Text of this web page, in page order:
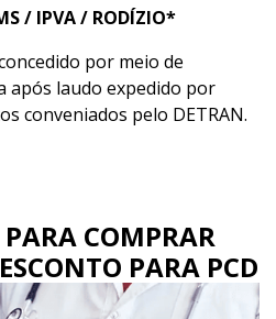
/ IPVA / RODÍZIO*
por meio de
após laudo expedido por
conveniados pelo DETRAN.
PARA COMPRAR
PARA PCD